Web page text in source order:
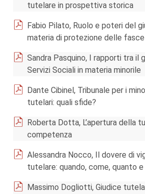
tutelare in prospettiva storica
Fabio Pilato, Ruolo e poteri del
materia di protezione delle
Sandra Pasquino, I rapporti tra il
Servizi Sociali in materia minorile
Dante Cibinel, Tribunale per i
tutelari: quali sfide?
Roberta Dotta, L’apertura della
competenza
Alessandra Nocco, Il dovere di
tutelare: quando, come, quanto
Massimo Dogliotti, Giudice